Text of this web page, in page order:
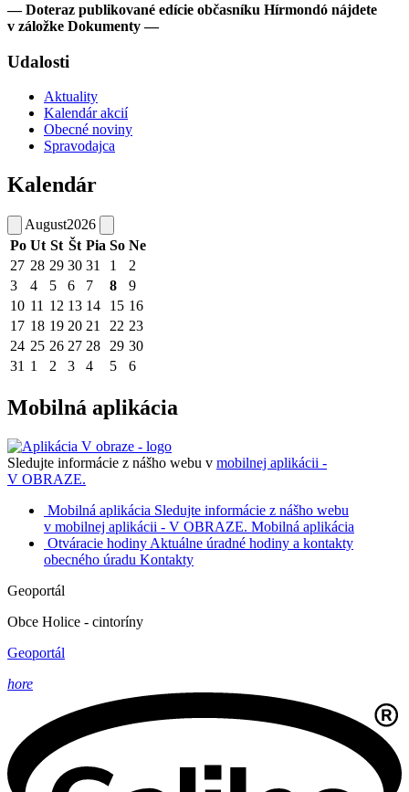
— Doteraz publikované edície občasníku Hírmondó nájdete
v záložke Dokumenty —
Udalosti
Aktuality
Kalendár akcií
Obecné noviny
Spravodajca
Kalendár
August2026
Po Ut St Št Pia So Ne
27 28 29 30 31 1
2
3
4 5 6 7 8
9
10 11 12 13 14 15 16
17 18 19 20 21 22 23
24 25 26 27 28 29 30
31 1 2 3 4 5 6
Mobilná aplikácia
Sledujte informácie z nášho webu v mobilnej aplikácii -
V OBRAZE.
Mobilná aplikácia Sledujte informácie z nášho webu
v mobilnej aplikácii - V OBRAZE. Mobilná aplikácia
Otváracie hodiny Aktuálne úradné hodiny a kontakty
obecného úradu Kontakty
Geoportál
Obce Holice - cintoríny
Geoportál
hore